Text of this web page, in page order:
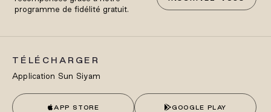
programme de fidélité gratuit.
TÉLÉCHARGER
Application Sun Siyam
APP STORE GOOGLE PLAY